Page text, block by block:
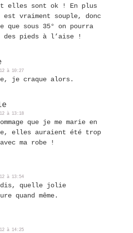
elles sont ok ! En plus
vraiment souple, donc
que sous 35° on pourra
des pieds à l’aise !
à 10:27
je craque alors.
à 13:18
que je me marie en
elles auraient été trop
ma robe !
à 13:54
quelle jolie
quand même.
à 14:25